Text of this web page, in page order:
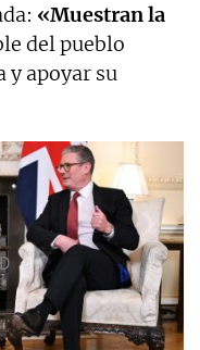
«Muestran la
del pueblo
y apoyar su